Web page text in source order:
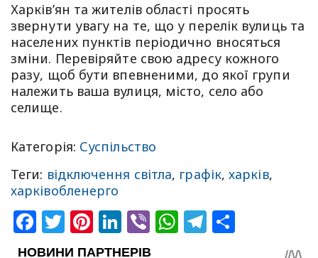
Харків’ян та жителів області просять
звернути увагу на те, що у перелік вулиць та
населених пунктів періодично вносяться
зміни. Перевіряйте свою адресу кожного
разу, щоб бути впевненими, до якої групи
належить ваша вулиця, місто, село або
селище.
Категорія: Суспільство
Теги: відключення світла, графік,харків,
харківобленерго
Facebook
Twitter
Pinterest
LinkedIn
ViberWhatsApp
Telegram